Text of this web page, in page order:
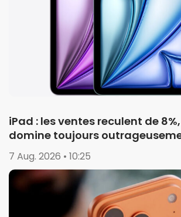
iPad : les ventes reculent de
domine toujours
7 Aug. 2026 • 10:25